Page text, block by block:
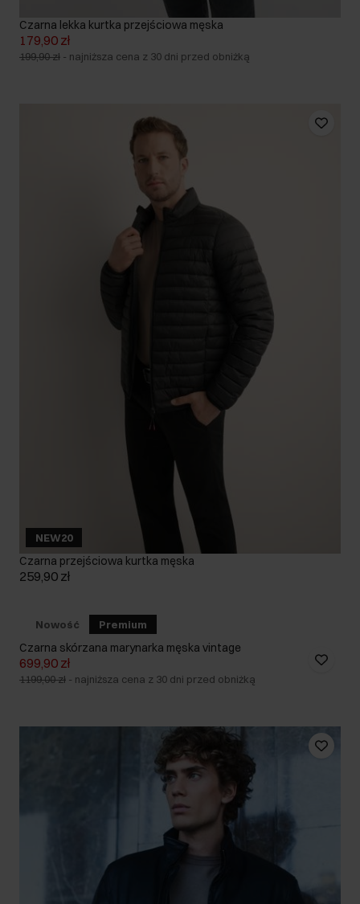
Czarna lekka kurtka przejściowa męska
179,90 zł
199,90 zł - najniższa cena z 30 dni przed obniżką
NEW20
Czarna przejściowa kurtka męska
259,90 zł
Nowość Premium
Czarna skórzana marynarka męska vintage
699,90 zł
1199,00 zł - najniższa cena z 30 dni przed obniżką